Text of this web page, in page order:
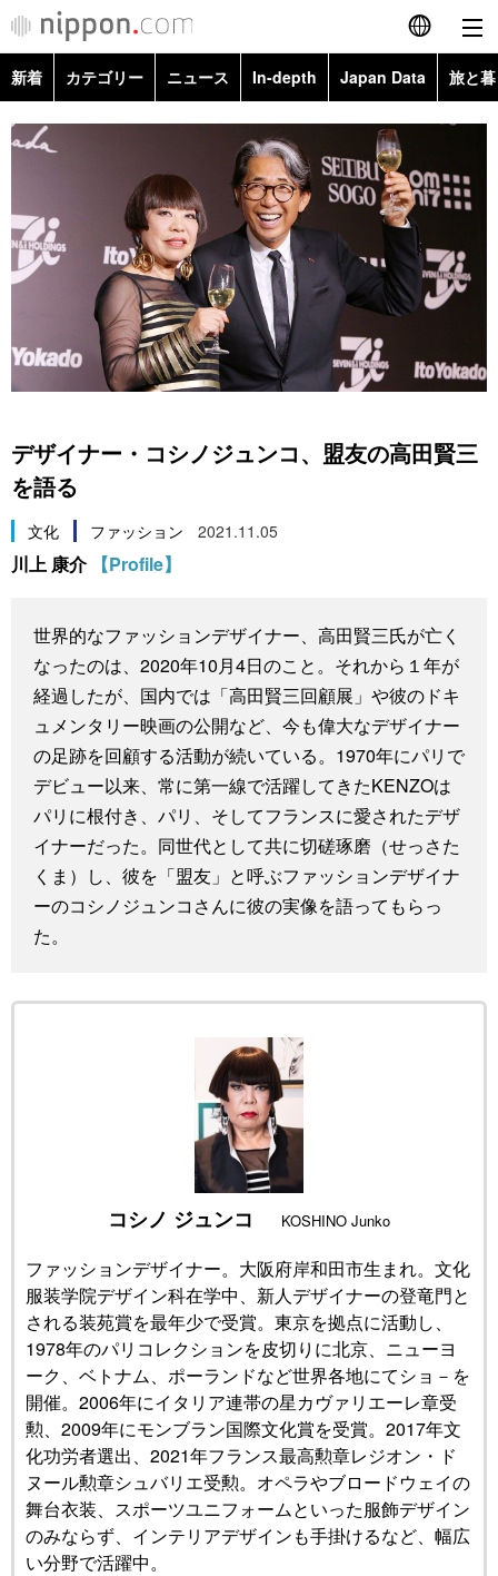
English
简体字
繁體字
Français
Español
العربية
カテゴリー
政治・外交
経済・ビジネス
社会
文化
暮らし
スポーツ・東京2020
ニュース
旅と暮らし
動画/Live
Cinema
Topics
Images
People
東京
公式SNS
新着 カテゴリー ニュース In-depth Japan Data 旅と
政治・外交
経済・ビジネス
国際・海外
文化
暮らし
スポーツ・東京2020
Topics
Images
People
東京
お知らせ
デザイナー・コシノジュンコ、盟友の高田賢三
を語る
文化 ファッション 2021.11.05
川上 康介 【Profile】
世界的なファッションデザイナー、高田賢三氏が亡く
なったのは、2020年10月4日のこと。それから１年が
経過したが、国内では「高田賢三回顧展」や彼のドキ
ュメンタリー映画の公開など、今も偉大なデザイナー
の足跡を回顧する活動が続いている。1970年にパリで
デビュー以来、常に第一線で活躍してきたKENZOは
パリに根付き、パリ、そしてフランスに愛されたデザ
イナーだった。同世代として共に切磋琢磨（せっさた
くま）し、彼を「盟友」と呼ぶファッションデザイナ
ーのコシノジュンコさんに彼の実像を語ってもらっ
た。
コシノ ジュンコ KOSHINO Junko
ファッションデザイナー。大阪府岸和田市生まれ。文化
服装学院デザイン科在学中、新人デザイナーの登竜門と
される装苑賞を最年少で受賞。東京を拠点に活動し、
1978年のパリコレクションを皮切りに北京、ニューヨ
ーク、ベトナム、ポーランドなど世界各地にてショ－を
開催。2006年にイタリア連帯の星カヴァリエーレ章受
勲、2009年にモンブラン国際文化賞を受賞。2017年文
化功労者選出、2021年フランス最高勲章レジオン・ド
ヌール勲章シュバリエ受勲。オペラやブロードウェイの
舞台衣装、スポーツユニフォームといった服飾デザイン
のみならず、インテリアデザインも手掛けるなど、幅広
い分野で活躍中。